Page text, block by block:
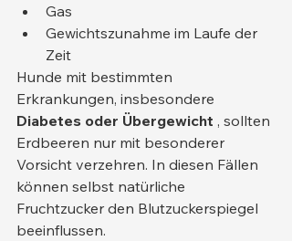
Gas
Gewichtszunahme im Laufe der
Zeit
Hunde mit bestimmten
Erkrankungen, insbesondere
Diabetes oder Übergewicht , sollten
Erdbeeren nur mit besonderer
Vorsicht verzehren. In diesen Fällen
können selbst natürliche
Fruchtzucker den Blutzuckerspiegel
beeinflussen.